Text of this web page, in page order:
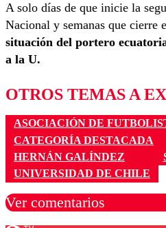
A solo días de que inicie la
Nacional y semanas que cierre
situación del portero
a la U.
OTROS TEMAS A
ASOCIACIÓN DE
CATEGORÍA DESTACADA
HERNÁN GALÍNDEZ
UNIVERSIDAD DE CHILE
Ver comentarios